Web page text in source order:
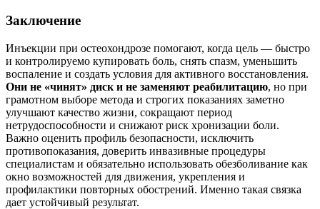
Заключение
Инъекции при остеохондрозе помогают, когда цель — быстро
и контролируемо купировать боль, снять спазм, уменьшить
воспаление и создать условия для активного восстановления.
Они не «чинят» диск и не заменяют реабилитацию, но при
грамотном выборе метода и строгих показаниях заметно
улучшают качество жизни, сокращают период
нетрудоспособности и снижают риск хронизации боли.
Важно оценить профиль безопасности, исключить
противопоказания, доверить инвазивные процедуры
специалистам и обязательно использовать обезболивание как
окно возможностей для движения, укрепления и
профилактики повторных обострений. Именно такая связка
дает устойчивый результат.